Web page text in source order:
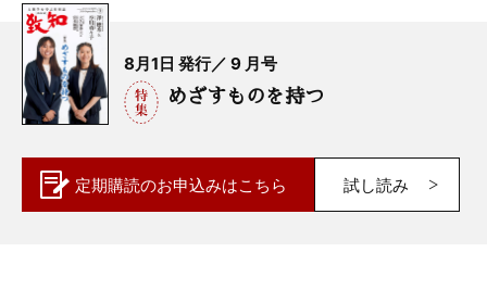
8月1日 発行／ 9 月号
めざすものを持つ
定期購読のお申込みはこちら 試し読み